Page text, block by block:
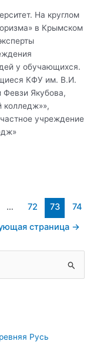
На круглом
в Крымском
у обучающихся.
КФУ им. В.И.
Якубова,
колледж»»,
учреждение
… 72 73
74
страница →
Русь